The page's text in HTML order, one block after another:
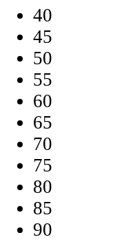
40
45
50
55
60
65
70
75
80
85
90